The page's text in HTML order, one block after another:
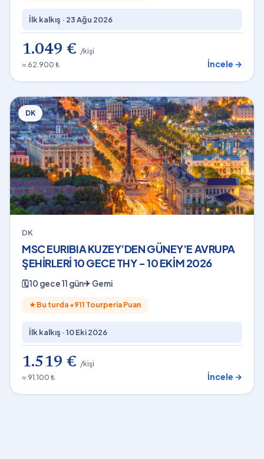
İlk kalkış · 23 Ağu 2026
1.049 € /kişi
≈ 62.900 ₺
İncele →
DK
DK
MSC EURIBIA KUZEY’DEN GÜNEY’E AVRUPA
ŞEHİRLERİ 10 GECE THY - 10 EKİM 2026
🗓10 gece 11 gün✈Gemi
★ Bu turda +911 Tourperia Puan
İlk kalkış ·10 Eki 2026
1.519 € /kişi
≈ 91.100 ₺
İncele →